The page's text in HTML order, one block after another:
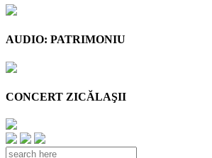
AUDIO: PATRIMONIU
CONCERT ZICĂLAŞII